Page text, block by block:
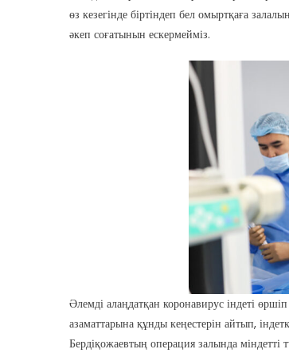
өз кезегінде біртіндеп бел омыртқаға
әкеп соғатынын ескермейміз.
Әлемді алаңдатқан коронавирус індеті
азаматтарына құнды кеңестерін айтып,
Бердіқожаевтың операция залында